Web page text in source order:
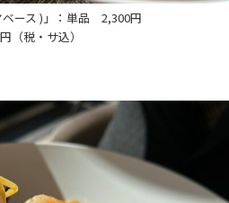
ベース )」：単品 2,300円
（税・サ込）